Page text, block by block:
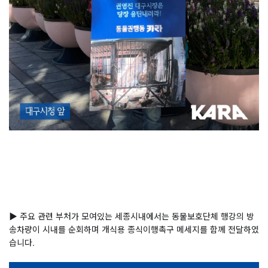
▶ 주요 관련 부처가 모여있는 세종시내에서는 동물보호단체 행강의 방
송차량이 시내를 순회하며 개식용 종식이행촉구 메세지를 함께 전달하였
습니다.